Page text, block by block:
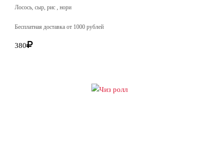
Лосось, сыр, рис , нори
Бесплатная доставка от 1000 рублей
380